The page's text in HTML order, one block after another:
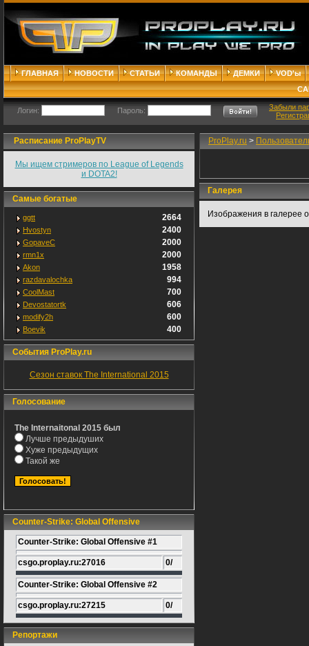
ГЛАВНАЯ НОВОСТИ СТАТЬИ КОМАНДЫ ДЕМКИ
VOD'ы
Логин: Пароль:
Забыли
Расписание ProPlayTV
Мы ищем стримеров по League of Legends
и DOTA2!
Самые богатые
ggtt 2664
Hvostyn 2400
GopaveC 2000
rmn1x 2000
Akon 1958
razdavalochka 994
CoolMast 700
Devostatortk 606
modify2h 600
Boevik 400
События ProPlay.ru
Сезон ставок The International 2015
Голосование
The Internaitonal 2015 был
Лучше предыдуших
Хуже предыдущих
Такой же
Counter-Strike: Global Offensive
Counter-Strike: Global Offensive #1
csgo.proplay.ru:27016 0/
Counter-Strike: Global Offensive #2
csgo.proplay.ru:27215 0/
Репортажи
ProPlay.ru >
Галерея
Изображения в галерее